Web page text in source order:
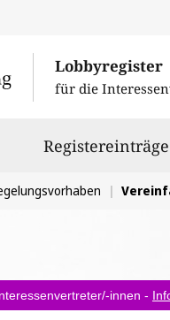
Lobbyregister
für die
Registereinträge
Vereinfachung
innen -